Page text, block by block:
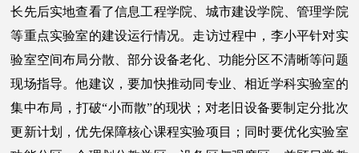
长先后实地查看了信息工程学院、城市建设学院、管理学院
等重点实验室的建设运行情况。走访过程中，李小平针对实
验室空间布局分散、部分设备老化、功能分区不清晰等问题
现场指导。他建议，要加快推动同专业、相近学科实验室的
集中布局，打破“小而散”的现状；对老旧设备要制定分批次
更新计划，优先保障核心课程实验项目；同时要优化实验室